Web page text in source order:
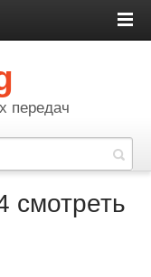
передач
смотреть